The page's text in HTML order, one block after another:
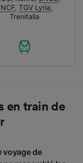
,TGV Lyria,
Trenitalia
en train de
voyage de